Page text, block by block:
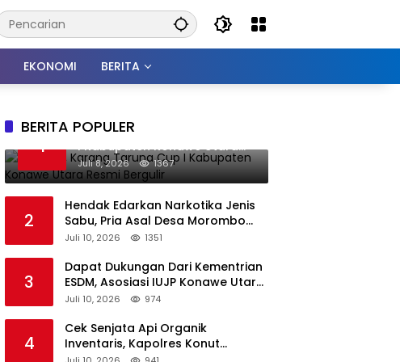
EKONOMI BERITA
BERITA POPULER
1
Perdana, Karang Taruna Cup
I Kabupaten Konawe Utara
Resmi Bergulir
Juli 8, 2026 1367
2
Hendak Edarkan Narkotika Jenis
Sabu, Pria Asal Desa Morombo
Pantai Diamankan Polisi
Juli 10, 2026 1351
3
Dapat Dukungan Dari Kementrian
ESDM, Asosiasi IUJP Konawe Utara
Bakal Kunjungi Pemegang IUP di
Juli 10, 2026 974
4
Cek Senjata Api Organik
Inventaris, Kapolres Konut
Pastikan Kondisi Terawat dan Siap